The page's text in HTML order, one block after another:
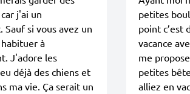
j'ai un
si vous avez un
à
J'adore les
déjà des chiens et
ma vie. Ça serait un
petites
point c’est
vacance
me
petites
alliez en